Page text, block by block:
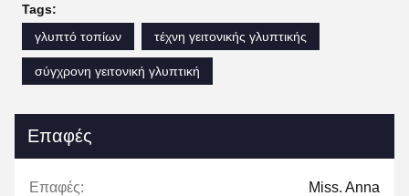
Tags:
γλυπτό τοπίων
τέχνη γειτονικής γλυπτικής
σύγχρονη γειτονική γλυπτική
Επαφές
Επαφές: Miss. Anna